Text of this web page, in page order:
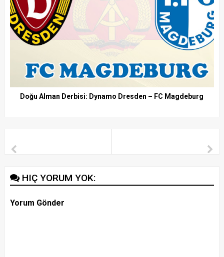
Doğu Alman Derbisi: Dynamo Dresden – FC Magdeburg
HIÇ YORUM YOK:
Yorum Gönder